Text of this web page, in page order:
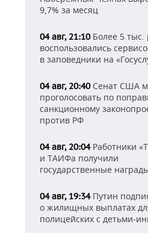
9,7% за месяц
04 авг, 21:10Более 5 тыс.
воспользовались
в заповедники на
04 авг, 20:40Сенат США
проголосовать по
санкционному
против РФ
04 авг, 20:04Работники
и ТАИФа получили
государственные
04 авг, 19:34Путин
о жилищных выплатах
полицейских с детьми-